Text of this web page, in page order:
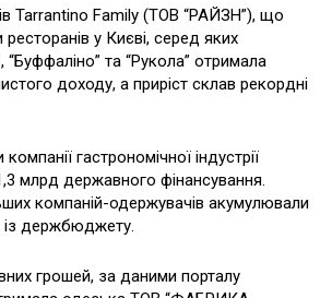
Tarrantino Family (ТОВ “РАЙЗН”), що
у Києві, серед яких
“Буффаліно” та “Рукола” отримала
доходу, а приріст склав рекордні
гастрономічної індустрії
млрд державного фінансування.
компаній-одержувачів акумулювали
із держбюджету.
грошей, за даними порталу